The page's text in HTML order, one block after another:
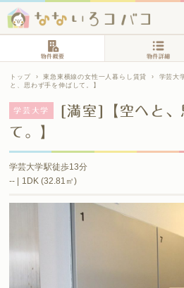
トップ › 東急東横線の女性一人暮らし賃貸 › 学芸大
と、思わず手を伸ばして。】
学芸大学
[満室]【空へと、
て。】
学芸大学駅徒歩13分
-- | 1DK (32.81㎡)